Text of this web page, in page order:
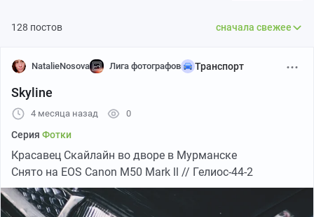
128 постов сначала свежее
NatalieNosova Лига фотографов Транспорт
Skyline
4 месяца назад 0
Серия Фотки
Красавец Скайлайн во дворе в Мурманске
Снято на EOS Canon M50 Mark ll // Гелиос-44-2